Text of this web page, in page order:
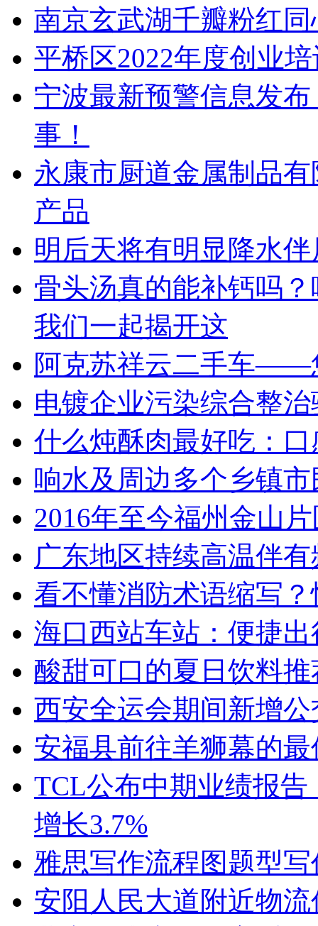
南京玄武湖千瓣粉红
平桥区2022年度创业
宁波最新预警信息发
事！
永康市厨道金属制品
产品
明后天将有明显降水
骨头汤真的能补钙吗
我们一起揭开这
阿克苏祥云二手车——
电镀企业污染综合整
什么炖酥肉最好吃：
响水及周边多个乡镇
2016年至今福州金山
广东地区持续高温伴
看不懂消防术语缩写
海口西站车站：便捷
酸甜可口的夏日饮料推
西安全运会期间新增
安福县前往羊狮幕的
TCL公布中期业绩报告
增长3.7%
雅思写作流程图题型
安阳人民大道附近物